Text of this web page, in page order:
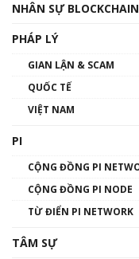
NHÂN SỰ BLOCKCHAIN
PHÁP LÝ
GIAN LẬN & SCAM
QUỐC TẾ
VIỆT NAM
PI
CỘNG ĐỒNG PI
CỘNG ĐỒNG PI NODE
TỪ ĐIỂN PI NETWORK
TÂM SỰ